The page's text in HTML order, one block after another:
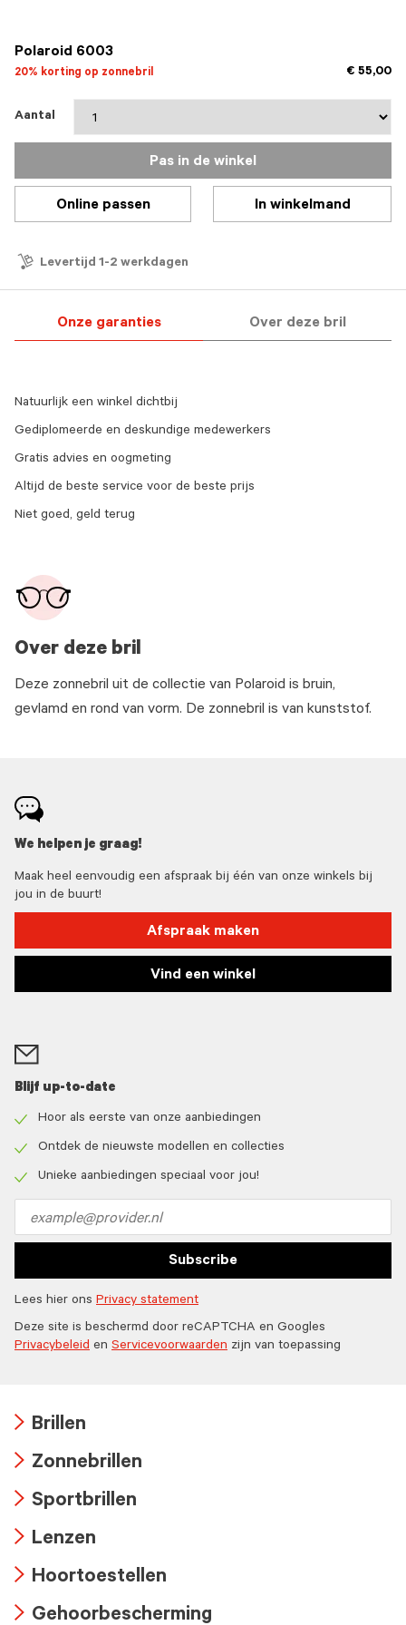
Polaroid 6003
20% korting op zonnebril € 55,00
Aantal
Pas in de winkel
Online passen In winkelmand
Levertijd 1-2 werkdagen
Onze garanties Over deze bril
Over deze bril
Deze zonnebril uit de collectie van Polaroid is bruin,
gevlamd en rond van vorm. De zonnebril is van kunststof.
Natuurlijk een winkel dichtbij
Gediplomeerde en deskundige medewerkers
Gratis advies en oogmeting
Altijd de beste service voor de beste prijs
Niet goed, geld terug
We helpen je graag!
Maak heel eenvoudig een afspraak bij één van onze winkels bij
jou in de buurt!
Afspraak maken
Vind een winkel
Blijf up-to-date
icon
Hoor als eerste van onze aanbiedingen
icon
Ontdek de nieuwste modellen en collecties
Unieke aanbiedingen speciaal voor jou!
address
Subscribe
Lees hier ons Privacy statement
Deze site is beschermd door reCAPTCHA en Googles
Privacybeleid en Servicevoorwaarden zijn van toepassing
icon
Brillen
icon
Zonnebrillen
icon
Sportbrillen
icon
Lenzen
icon
Hoortoestellen
Gehoorbescherming